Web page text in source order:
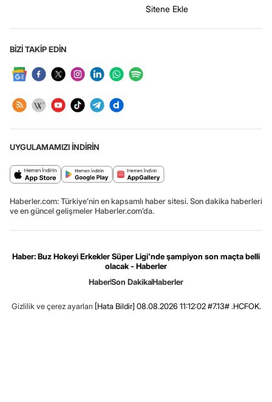
Sitene Ekle
BİZİ TAKİP EDİN
UYGULAMAMIZI İNDİRİN
Haberler.com: Türkiye’nin en kapsamlı haber sitesi. Son dakika haberleri
ve en güncel gelişmeler Haberler.com’da.
Haber: Buz Hokeyi Erkekler Süper Ligi'nde şampiyon son maçta belli
olacak - Haberler
HaberSon DakikaHaberler
Gizlilik ve çerez ayarları [Hata Bildir] 08.08.2026 11:12:02 #7.13# .HCFOK.